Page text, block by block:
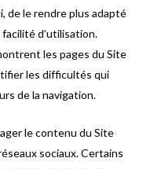
de le rendre plus adapté
d’utilisation.
les pages du Site
les difficultés qui
de la navigation.
le contenu du Site
sociaux. Certains